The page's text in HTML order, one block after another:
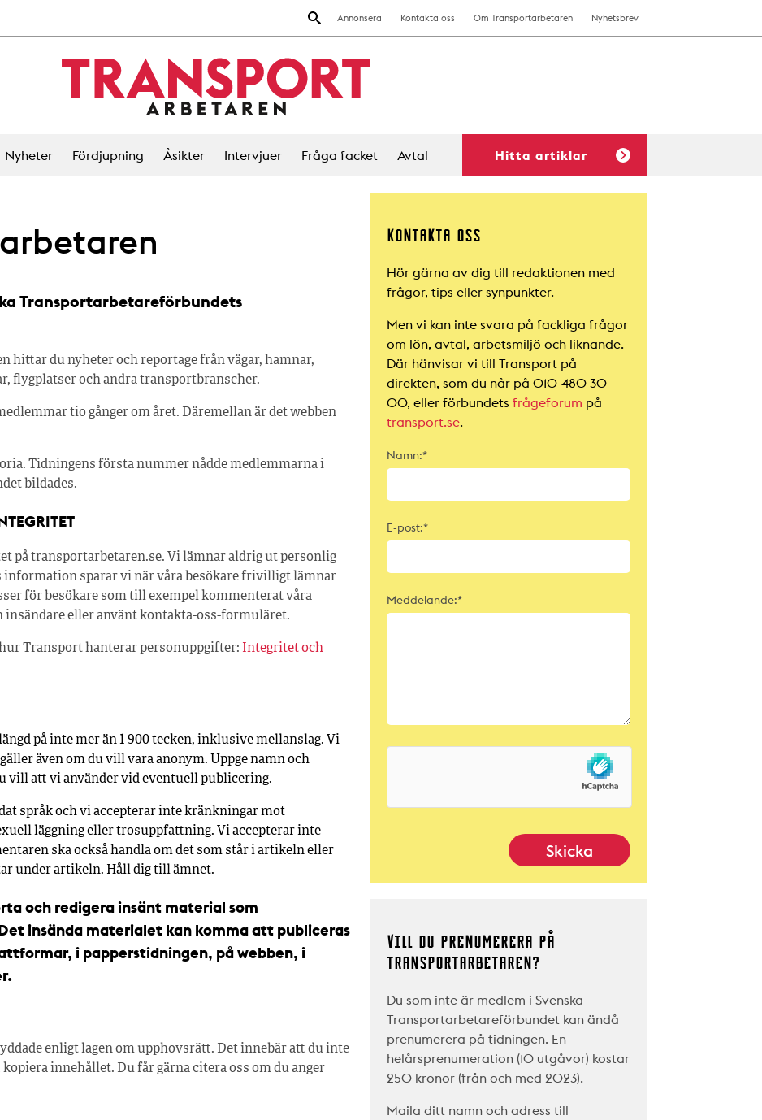
Annonsera Kontakta oss Om Transportarbetaren Nyhetsbrev
Nyheter Fördjupning Åsikter Intervjuer Fråga facket Avtal Hitta artiklar
Transportarbetareförbundets
hittar du nyheter och reportage från vägar, hamnar,
flygplatser och andra transportbranscher.
tio gånger om året. Däremellan är det webben
Tidningens första nummer nådde medlemmarna i
bildades.
på transportarbetaren.se. Vi lämnar aldrig ut personlig
sparar vi när våra besökare frivilligt lämnar
för besökare som till exempel kommenterat våra
eller använt kontakta-oss-formuläret.
Transport hanterar personuppgifter: Integritet och
på inte mer än 1 900 tecken, inklusive mellanslag. Vi
även om du vill vara anonym. Uppge namn och
vill att vi använder vid eventuell publicering.
språk och vi accepterar inte kränkningar mot
läggning eller trosuppfattning. Vi accepterar inte
ska också handla om det som står i artikeln eller
under artikeln. Håll dig till ämnet.
och redigera insänt material som
insända materialet kan komma att publiceras
i papperstidningen, på webben, i
enligt lagen om upphovsrätt. Det innebär att du inte
innehållet. Du får gärna citera oss om du anger
KONTAKTA OSS
Hör gärna av dig till redaktionen med
frågor, tips eller synpunkter.
Men vi kan inte svara på fackliga frågor
om lön, avtal, arbetsmiljö och liknande.
Där hänvisar vi till Transport på
direkten, som du når på 010-480 30
00, eller förbundets frågeforum på
transport.se.
Namn:*
E-post:*
Meddelande:*
VILL DU PRENUMERERA PÅ
TRANSPORTARBETAREN?
Du som inte är medlem i Svenska
Transportarbetareförbundet kan ändå
prenumerera på tidningen. En
helårsprenumeration (10 utgåvor) kostar
250 kronor (från och med 2023).
Maila ditt namn och adress till